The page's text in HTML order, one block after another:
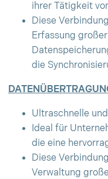
ihrer Tätigkeit
Diese
Erfassung
die
Ultraschnelle
Ideal für
die eine
Diese
Verwaltung